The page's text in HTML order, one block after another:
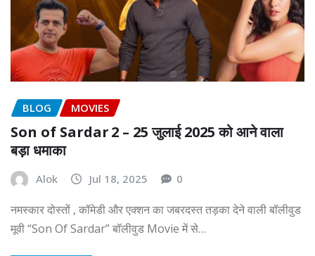
BLOG MOVIES
Son of Sardar 2 – 25 जुलाई 2025 को आने वाला
बड़ा धमाका
Alok Jul 18, 2025 0
नमस्कार दोस्तों , कॉमेडी और एक्शन का जबरदस्त तड़का देने वाली बॉलीवुड
मूवी “Son Of Sardar” बॉलीवुड Movie में से…